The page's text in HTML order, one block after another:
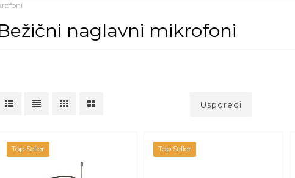
naglavni mikrofoni
Usporedi
Top Seller Top Seller